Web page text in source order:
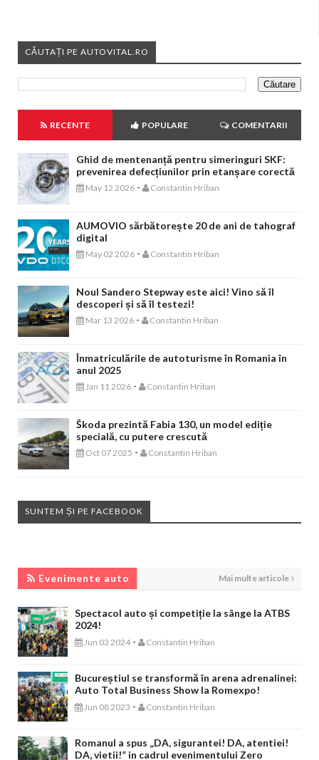
CĂUTAȚI PE AUTOVITAL.RO
RECENTE POPULARE COMENTARII
Ghid de mentenanță pentru simeringuri SKF:
prevenirea defecțiunilor prin etanșare corectă
May 12 2026 - Constantin Hriban
AUMOVIO sărbătorește 20 de ani de tahograf
digital
May 02 2026 - Constantin Hriban
Noul Sandero Stepway este aici! Vino să îl
descoperi și să îl testezi!
Mar 13 2026 - Constantin Hriban
Înmatriculările de autoturisme în Romania în
anul 2025
Jan 11 2026 - Constantin Hriban
Škoda prezintă Fabia 130, un model ediție
specială, cu putere crescută
Oct 07 2025 - Constantin Hriban
SUNTEM ȘI PE FACEBOOK
Evenimente auto Mai multe articole
Spectacol auto și competiție la sânge la ATBS
2024!
Jun 03 2024 - Constantin Hriban
Bucureștiul se transformă în arena adrenalinei:
Auto Total Business Show la Romexpo!
Jun 08 2023 - Constantin Hriban
Romanul a spus „DA, sigurantei! DA, atentiei!
DA, vietii!” in cadrul evenimentului Zero